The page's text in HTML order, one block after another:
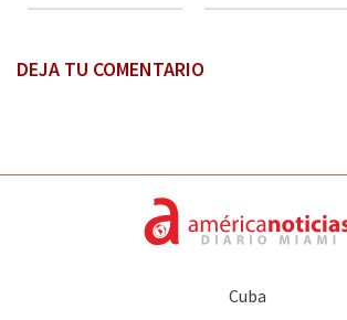
DEJA TU COMENTARIO
Cuba